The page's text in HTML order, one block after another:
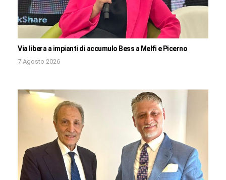
Via libera a impianti di accumulo Bess a Melfi e Picerno
7 Agosto 2026